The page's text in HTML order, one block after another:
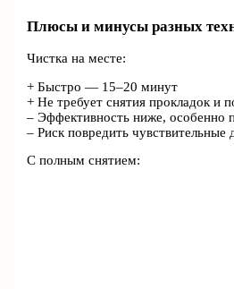
Плюсы и минусы разных
Чистка на месте:
+ Быстро — 15–20 минут
+ Не требует снятия прокладок и
– Эффективность ниже, особенно
– Риск повредить чувствительные
С полным снятием: